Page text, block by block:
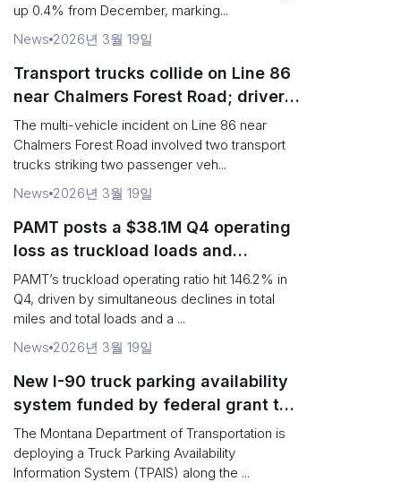
up 0.4% from December, marking...
News 2026년 3월 19일
Transport trucks collide on Line 86
near Chalmers Forest Road; driver
charged after secondary impact
The multi-vehicle incident on Line 86 near
Chalmers Forest Road involved two transport
trucks striking two passenger veh...
News 2026년 3월 19일
PAMT posts a $38.1M Q4 operating
loss as truckload loads and
revenue per truck decline
PAMT’s truckload operating ratio hit 146.2% in
Q4, driven by simultaneous declines in total
miles and total loads and a ...
News 2026년 3월 19일
New I-90 truck parking availability
system funded by federal grant to
aid Montana drivers
The Montana Department of Transportation is
deploying a Truck Parking Availability
Information System (TPAIS) along the ...